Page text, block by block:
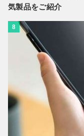
気製品をご紹介
8